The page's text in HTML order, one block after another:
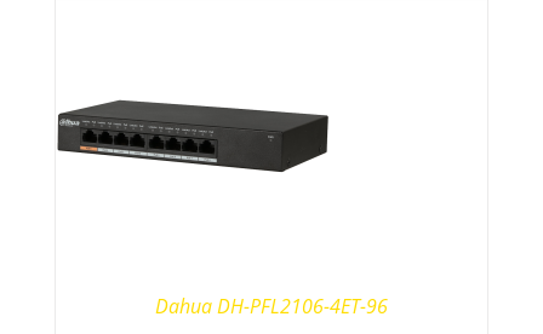
Dahua DH-PFL2106-4ET-96